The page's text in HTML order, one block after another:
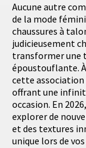
Aucune autre
de la mode
chaussures à
judicieusement
transformer une
époustouflante.
cette association
offrant une
occasion. En
explorer de
et des textures
unique lors de